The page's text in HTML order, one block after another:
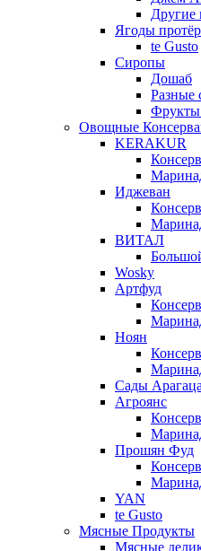
Другие
Ягоды
te Gusto
Сиропы
Дошаб
Разные
Фрукты
Овощные
KERAKUR
Иджеван
ВИТАЛ
Wosky
Артфуд
Ноян
Сады Арагаца
Агроянс
Прошян Фуд
YAN
te Gusto
Мясные Продукты
Мясные